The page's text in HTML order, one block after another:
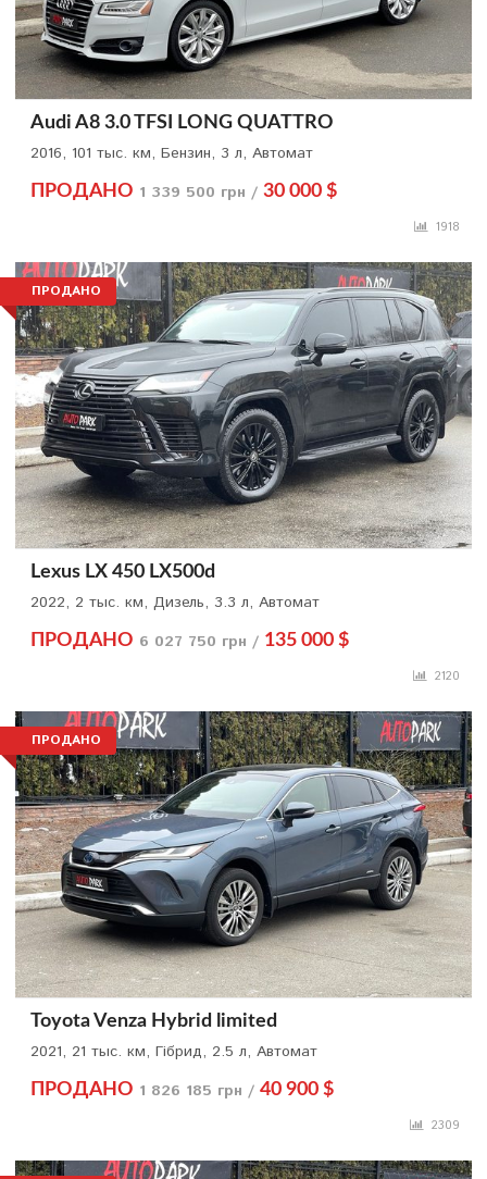
Audi A8 3.0 TFSI LONG QUATTRO
2016, 101 тыс. км, Бензин, 3 л, Автомат
ПРОДАНО 1 339 500 грн / 30 000 $
1918
ПРОДАНО
Lexus LX 450 LX500d
2022, 2 тыс. км, Дизель, 3.3 л, Автомат
ПРОДАНО 6 027 750 грн / 135 000 $
2120
ПРОДАНО
Toyota Venza Hybrid limited
2021, 21 тыс. км, Гібрид, 2.5 л, Автомат
ПРОДАНО 1 826 185 грн / 40 900 $
2309